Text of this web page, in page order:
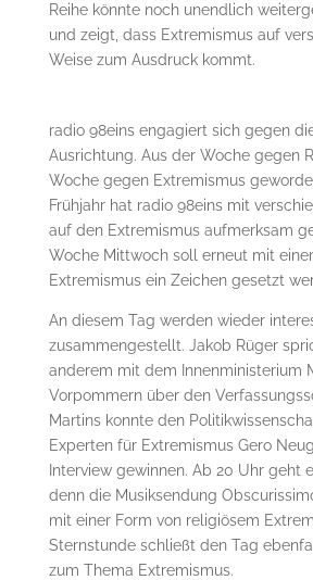
Reihe könnte noch unendlich
und zeigt, dass Extremismus auf
Weise zum Ausdruck kommt.
radio 98eins engagiert sich gegen
Ausrichtung. Aus der Woche gegen
Woche gegen Extremismus
Frühjahr hat radio 98eins mit
auf den Extremismus aufmerksam
Woche Mittwoch soll erneut mit
Extremismus ein Zeichen gesetzt
An diesem Tag werden wieder
zusammengestellt. Jakob Rüger
anderem mit dem Innenministerium
Vorpommern über den
Martins konnte den
Experten für Extremismus Gero
Interview gewinnen. Ab 20 Uhr geht
denn die Musiksendung
mit einer Form von religiösem
Sternstunde schließt den Tag
zum Thema Extremismus.